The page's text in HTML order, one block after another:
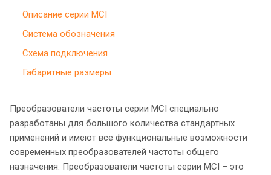
Описание серии MCI
Система обозначения
Схема подключения
Габаритные размеры
Преобразователи частоты серии MCI специально
разработаны для большого количества стандартных
применений и имеют все функциональные возможности
современных преобразователей частоты общего
назначения. Преобразователи частоты серии MCI – это